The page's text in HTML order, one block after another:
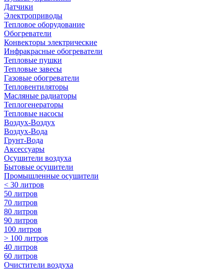
Датчики
Электроприводы
Тепловое оборудование
Обогреватели
Конвекторы электрические
Инфракрасные обогреватели
Тепловые пушки
Тепловые завесы
Газовые обогреватели
Тепловентиляторы
Масляные радиаторы
Теплогенераторы
Тепловые насосы
Воздух-Воздух
Воздух-Вода
Грунт-Вода
Аксессуары
Осушители воздуха
Бытовые осушители
Промышленные осушители
< 30 литров
50 литров
70 литров
80 литров
90 литров
100 литров
> 100 литров
40 литров
60 литров
Очистители воздуха